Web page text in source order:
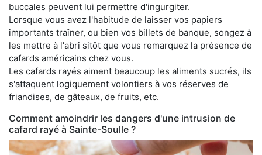
buccales peuvent lui permettre d'ingurgiter.
Lorsque vous avez l'habitude de laisser vos papiers
importants traîner, ou bien vos billets de banque, songez à
les mettre à l'abri sitôt que vous remarquez la présence de
cafards américains chez vous.
Les cafards rayés aiment beaucoup les aliments sucrés, ils
s'attaquent logiquement volontiers à vos réserves de
friandises, de gâteaux, de fruits, etc.
Comment amoindrir les dangers d'une intrusion de
cafard rayé à Sainte-Soulle ?